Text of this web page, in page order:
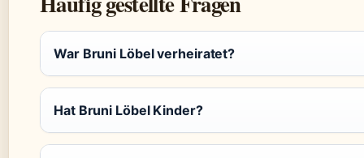
War Bruni Löbel verheiratet?
Hat Bruni Löbel Kinder?